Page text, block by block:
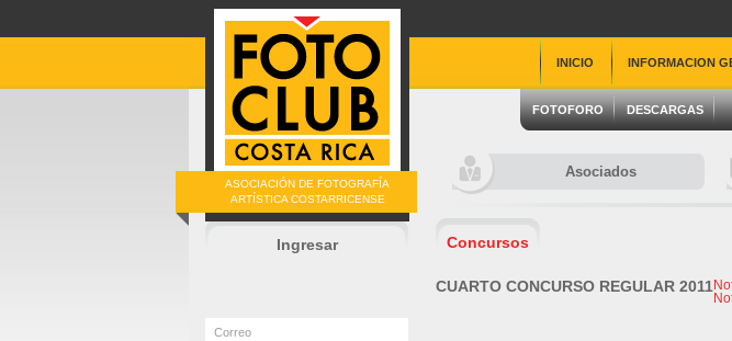
ASOCIACIÓN DE FOTOGRAFÍA
ARTÍSTICA COSTARRICENSE
INICIO INFORMACION
FOTOFORO DESCARGAS
Ingresar
Asociados
Concursos
CUARTO CONCURSO REGULAR 2011